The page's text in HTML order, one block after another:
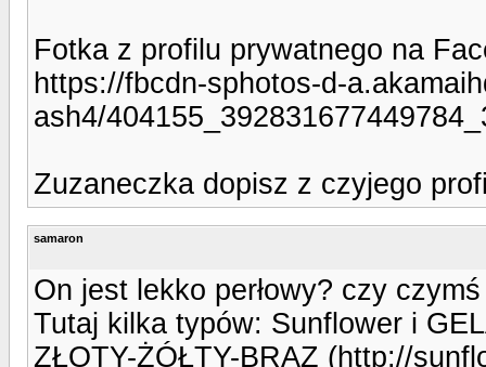
Fotka z profilu prywatnego na
https://fbcdn-sphotos-d-
ash4/
Zuzaneczka dopisz z czyjego
samaron
On jest lekko perłowy? czy
Tutaj kilka typów: Sunflower i
ZŁOTY-ŻÓŁTY-BRĄZ (http://